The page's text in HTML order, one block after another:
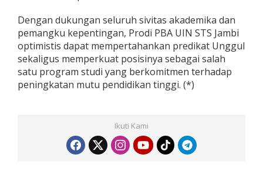
Dengan dukungan seluruh sivitas akademika dan
pemangku kepentingan, Prodi PBA UIN STS Jambi
optimistis dapat mempertahankan predikat Unggul
sekaligus memperkuat posisinya sebagai salah
satu program studi yang berkomitmen terhadap
peningkatan mutu pendidikan tinggi. (*)
Ikuti Kami